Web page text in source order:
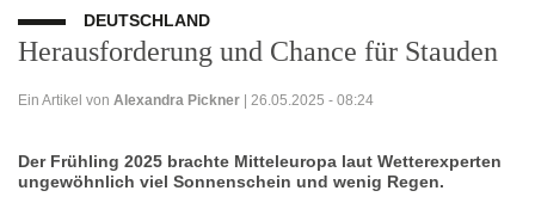
DEUTSCHLAND
Herausforderung und Chance für Stauden
Ein Artikel von Alexandra Pickner | 26.05.2025 - 08:24
Der Frühling 2025 brachte Mitteleuropa laut Wetterexperten
ungewöhnlich viel Sonnenschein und wenig Regen.